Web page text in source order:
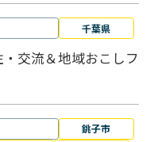
千葉県
交流＆地域おこしフ
銚子市